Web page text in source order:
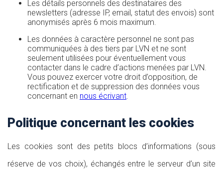
Les détails personnels des destinataires des
newsletters (adresse IP, email, statut des envois) sont
anonymisés après 6 mois maximum.
Les données à caractère personnel ne sont pas
communiquées à des tiers par LVN et ne sont
seulement utilisées pour éventuellement vous
contacter dans le cadre d’actions menées par LVN.
Vous pouvez exercer votre droit d’opposition, de
rectification et de suppression des données vous
concernant en nous écrivant.
Politique concernant les cookies
Les cookies sont des petits blocs d’informations (sous
réserve de vos choix), échangés entre le serveur d’un site